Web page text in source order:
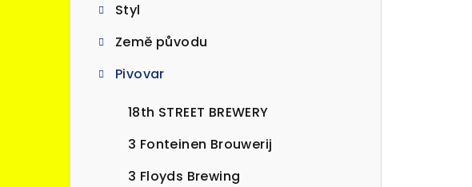
Styl
Země původu
Pivovar
18th STREET BREWERY
3 Fonteinen Brouwerij
3 Floyds Brewing